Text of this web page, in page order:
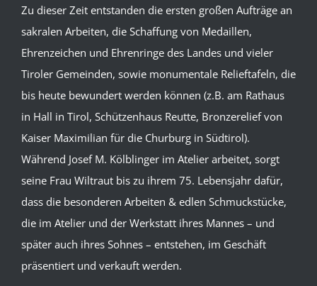
Zu dieser Zeit entstanden die ersten großen Aufträge an
sakralen Arbeiten, die Schaffung von Medaillen,
Ehrenzeichen und Ehrenringe des Landes und vieler
Tiroler Gemeinden, sowie monumentale Relieftafeln, die
bis heute bewundert werden können (z.B. am Rathaus
in Hall in Tirol, Schützenhaus Reutte, Bronzerelief von
Kaiser Maximilian für die Churburg in Südtirol).
Während Josef M. Kölblinger im Atelier arbeitet, sorgt
seine Frau Wiltraut bis zu ihrem 75. Lebensjahr dafür,
dass die besonderen Arbeiten & edlen Schmuckstücke,
die im Atelier und der Werkstatt ihres Mannes – und
später auch ihres Sohnes – entstehen, im Geschäft
präsentiert und verkauft werden.